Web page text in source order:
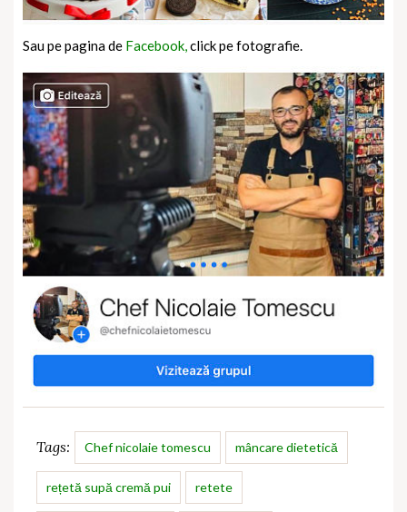
Sau pe pagina de Facebook,click pe fotografie.
Tags: Chef nicolaie tomescu mâncare dietetică
rețetă supă cremă pui retete